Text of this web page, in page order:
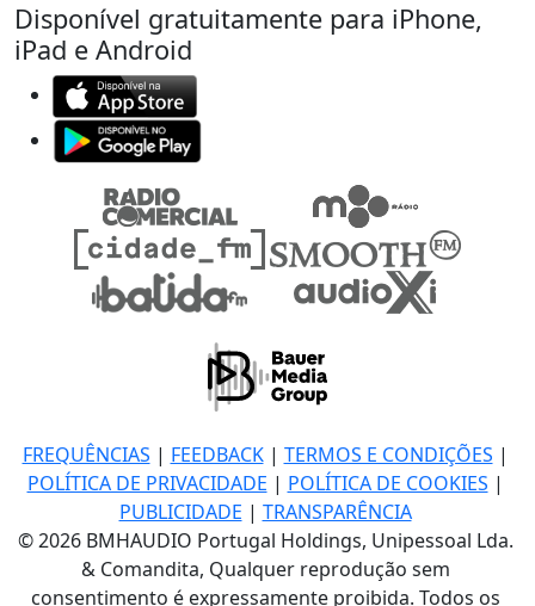
Disponível gratuitamente para iPhone,
iPad e Android
FREQUÊNCIAS | FEEDBACK| TERMOS E CONDIÇÕES |
POLÍTICA DE PRIVACIDADE | POLÍTICA DE COOKIES |
PUBLICIDADE | TRANSPARÊNCIA
© 2026 BMHAUDIO Portugal Holdings, Unipessoal Lda.
& Comandita, Qualquer reprodução sem
consentimento é expressamente proibida. Todos os